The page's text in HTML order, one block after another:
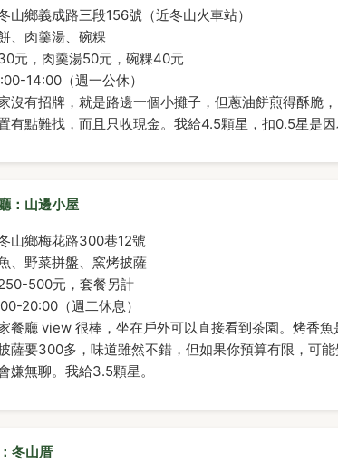
山鄉義成路三段156號（近冬山火車站）
、肉羹湯、碗粿
元，肉羹湯50元，碗粿40元
14:00（週一公休）
沒有招牌，就是路邊一個小攤子，但蔥油餅煎得酥脆
有點難找，而且只收現金。我給4.5顆星，扣0.5星是因
：山邊小屋
山鄉梅花路300巷12號
、野菜拼盤、窯烤披薩
500元，套餐另計
20:00（週二休息）
餐廳 view 很棒，坐在戶外可以直接看到茶園。烤香
薩要300多，味道雖然不錯，但如果你預算有限，可
嫌無聊。我給3.5顆星。
冬山厝